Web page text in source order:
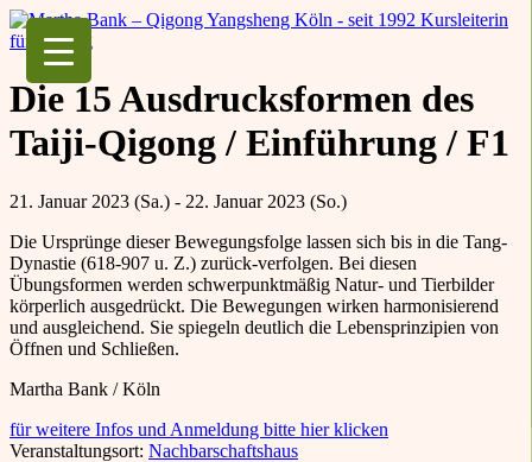
Martha Bank – Qigong Yangsheng Köln
seit 1992 Kursleiterin für Qigong
Die 15 Ausdrucksformen des
Taiji-Qigong / Einführung / F1
21. Januar 2023 (Sa.) - 22. Januar 2023 (So.)
Die Ursprünge dieser Bewegungsfolge lassen sich bis in die Tang-
Dynastie (618-907 u. Z.) zurück-verfolgen. Bei diesen
Übungsformen werden schwerpunktmäßig Natur- und Tierbilder
körperlich ausgedrückt. Die Bewegungen wirken harmonisierend
und ausgleichend. Sie spiegeln deutlich die Lebensprinzipien von
Öffnen und Schließen.
Martha Bank / Köln
für weitere Infos und Anmeldung bitte hier klicken
Veranstaltungsort: Nachbarschaftshaus